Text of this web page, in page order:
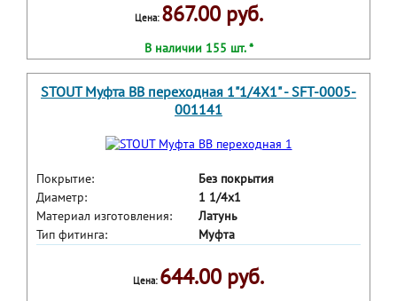
Цена: 867.00 руб.
В наличии 155 шт. *
STOUT Муфта ВВ переходная 1"1/4X1" - SFT-0005-
001141
Покрытие:
Без покрытия
Диаметр:
1 1/4x1
Материал изготовления:
Латунь
Тип фитинга:
Муфта
Цена: 644.00 руб.